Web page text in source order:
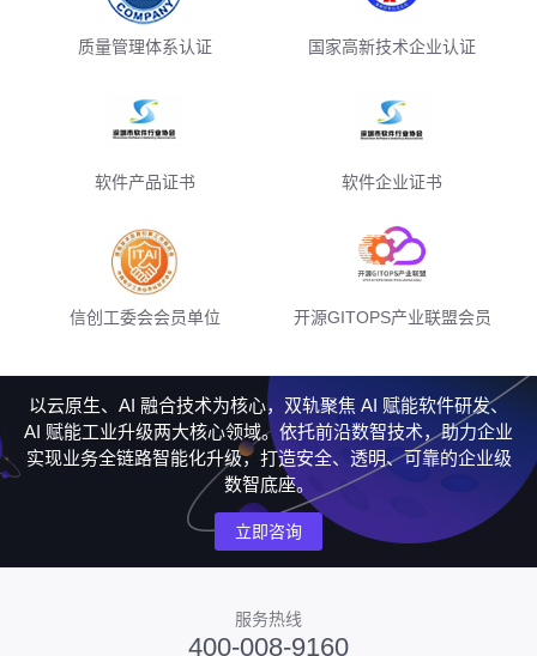
质量管理体系认证 国家高新技术企业认证
软件产品证书 软件企业证书
信创工委会会员单位 开源GITOPS产业联盟会员
以云原生、AI 融合技术为核心，双轨聚焦 AI 赋能软件研发、
AI 赋能工业升级两大核心领域。依托前沿数智技术，助力企业
实现业务全链路智能化升级，打造安全、透明、可靠的企业级
数智底座。
立即咨询
服务热线
400-008-9160